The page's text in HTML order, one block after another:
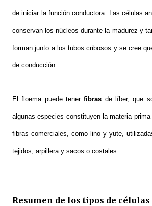
de iniciar la función conductora. Las células
conservan los núcleos durante la madurez y
forman junto a los tubos cribosos y se cree
de conducción.
El floema puede tenerfibras de líber, que
algunas especies constituyen la materia
fibras comerciales, como lino y yute,
tejidos, arpillera y sacos o costales.
Resumen de los tipos de